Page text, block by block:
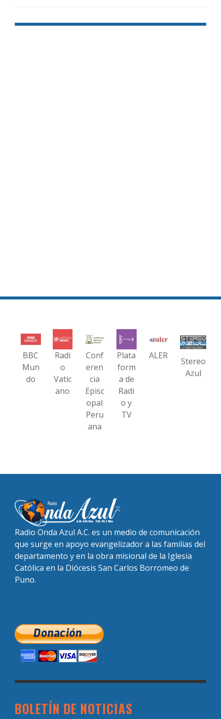
BBC
Mun
do
Radi
o
Vatic
ano
Conf
eren
cia
Episc
opal
Peru
ana
Plata
form
a de
Radi
o y
TV
ALER
Stereo
Azul
Radio Onda Azul A.C. es un medio de comunicación
que surge en apoyo evangelizador a las familias del
departamento y en la obra misional de la Iglesia
Católica en la Diócesis San Carlos Borromeo de
Puno.
BOLETÍN DE NOTICIAS